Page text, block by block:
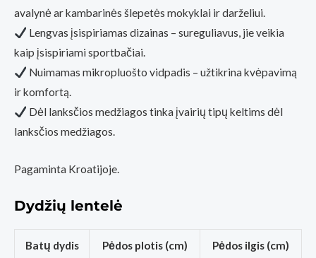
avalynė ar kambarinės šlepetės mokyklai ir darželiui.
Lengvas įsispiriamas dizainas – sureguliavus, jie veikia
kaip įsispiriami sportbačiai.
Nuimamas mikropluošto vidpadis – užtikrina kvėpavimą
ir komfortą.
Dėl lanksčios medžiagos tinka įvairių tipų keltims dėl
lanksčios medžiagos.
Pagaminta Kroatijoje.
Dydžių lentelė
Batų dydis Pėdos plotis (cm) Pėdos ilgis (cm)